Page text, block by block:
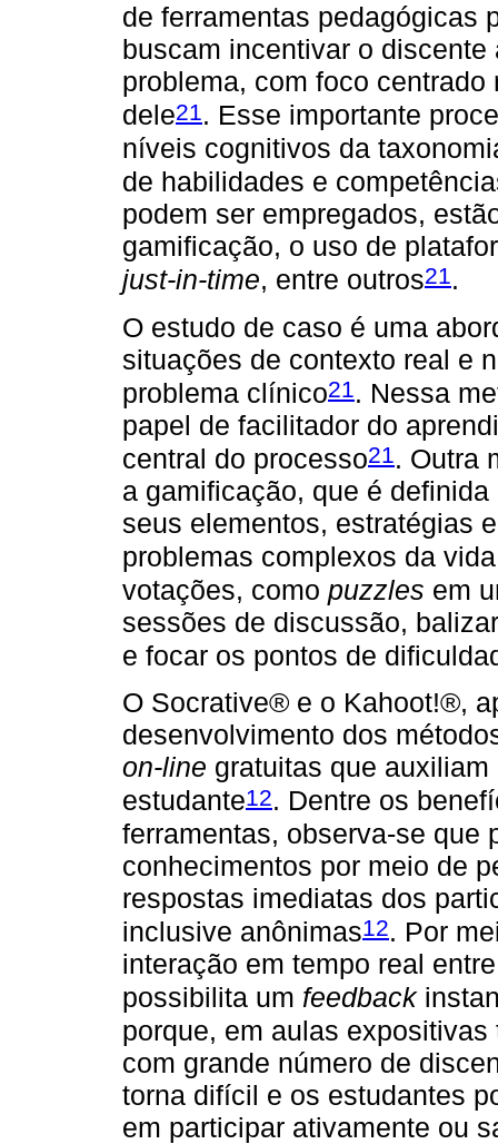
de ferramentas pedagógicas
buscam incentivar o
problema, com foco
dele21 . Esse importante
níveis cognitivos da
de habilidades e
podem ser empregados,
gamificação, o uso de
just-in-time, entre outros21.
O estudo de caso é uma
situações de contexto real e
problema clínico21. Nessa
papel de facilitador do
central do processo21. Outra
a gamificação, que é
seus elementos, estratégias
problemas complexos da
votações, como puzzles em
sessões de discussão,
e focar os pontos de
O Socrative® e o Kahoot!®,
desenvolvimento dos
on-line gratuitas que
estudante12. Dentre os
ferramentas, observa-se que
conhecimentos por meio de
respostas imediatas dos
inclusive anônimas12. Por
interação em tempo real
possibilita um feedback
porque, em aulas
com grande número de
torna difícil e os estudantes
em participar ativamente ou